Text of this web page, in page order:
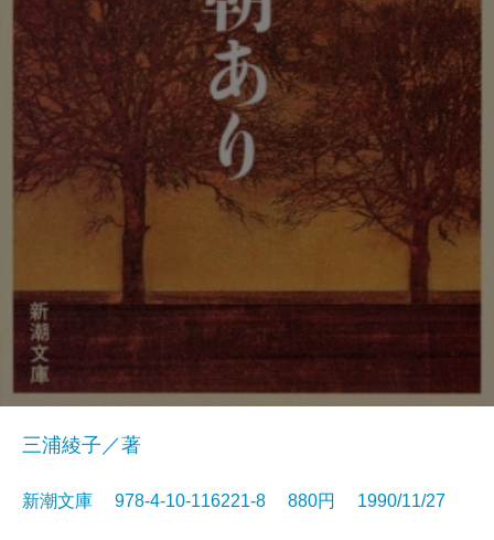
三浦綾子／著
新潮文庫 978-4-10-116221-8 880円 1990/11/27